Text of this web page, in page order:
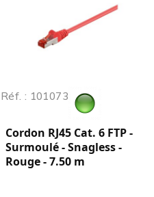
Réf. : 101073
Cordon RJ45 Cat. 6 FTP -
Surmoulé - Snagless -
Rouge - 7.50 m